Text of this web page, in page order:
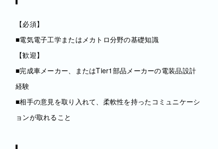
【必須】
■電気電子工学またはメカトロ分野の基礎知識
【歓迎】
■完成車メーカー、またはTier1部品メーカーの電装品設計
経験
■相手の意見を取り入れて、柔軟性を持ったコミュニケーシ
ョンが取れること